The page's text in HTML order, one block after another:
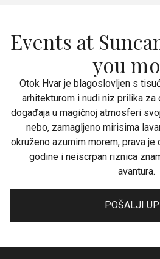
Events at
you
Otok Hvar je blagoslovljen s
arhitekturom i nudi niz prilika za
događaja u magičnoj atmosferi
nebo, zamagljeno mirisima
okruženo azurnim morem, prava
godine i neiscrpan riznica
avantura.
POŠALJI